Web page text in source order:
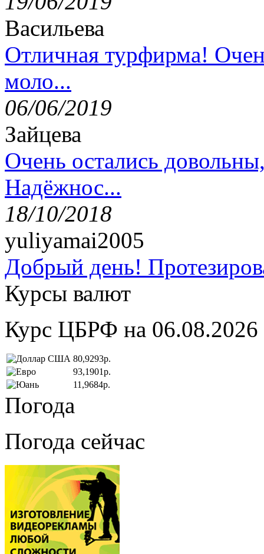
Васильева
Отличная турфирма!
моло...
06/06/2019
Зайцева
Очень остались
Надёжнос...
18/10/2018
yuliyamai2005
Добрый день!
Курсы валют
Курс ЦБРФ на 06.08.2026
80,9293р.
93,1901р.
11,9684р.
Погода
Погода сейчас